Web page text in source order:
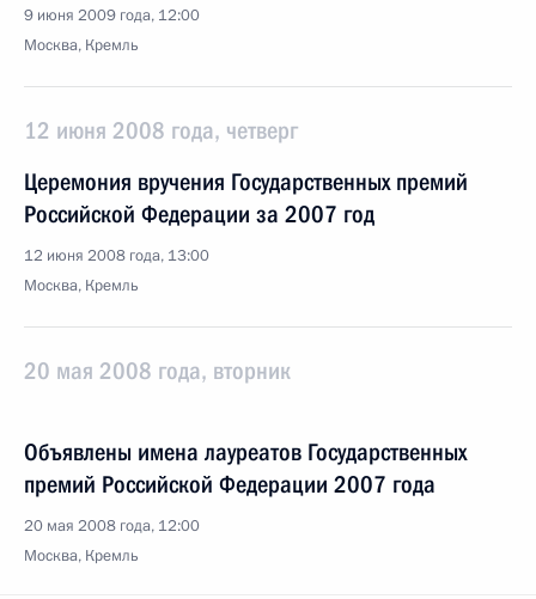
9 июня 2009 года, 12:00
Москва, Кремль
12 июня 2008 года, четверг
Церемония вручения Государственных премий
Российской Федерации за 2007 год
12 июня 2008 года, 13:00
Москва, Кремль
20 мая 2008 года, вторник
Объявлены имена лауреатов Государственных
премий Российской Федерации 2007 года
20 мая 2008 года, 12:00
Москва, Кремль